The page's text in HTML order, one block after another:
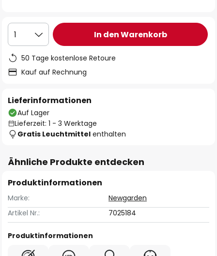
1 In den Warenkorb
50 Tage kostenlose Retoure
Kauf auf Rechnung
Lieferinformationen
Auf Lager
Lieferzeit: 1 - 3 Werktage
Gratis Leuchtmittel enthalten
Ähnliche Produkte entdecken
Produktinformationen
Marke:
Newgarden
Artikel Nr.:
7025184
Produktinformationen